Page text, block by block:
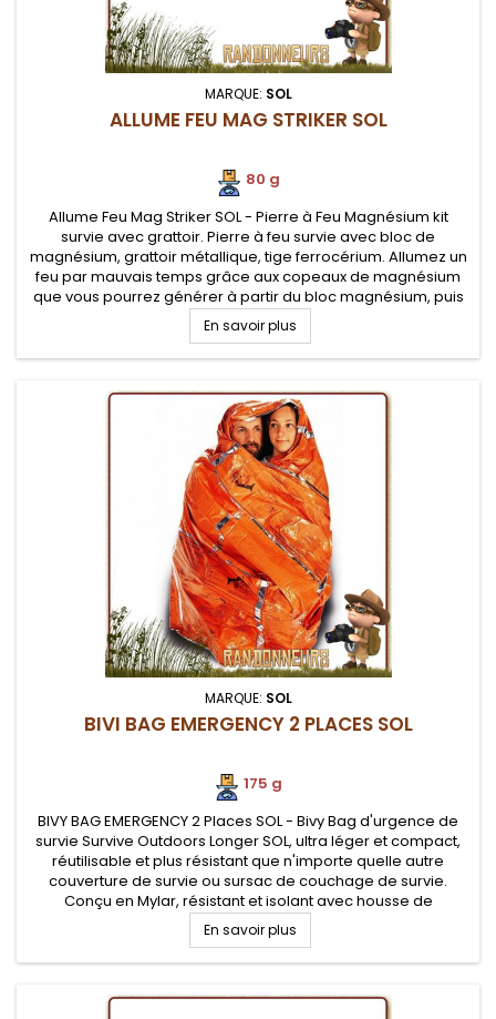
MARQUE: SOL
ALLUME FEU MAG STRIKER SOL
80 g
Allume Feu Mag Striker SOL - Pierre à Feu Magnésium kit
survie avec grattoir. Pierre à feu survie avec bloc de
magnésium, grattoir métallique, tige ferrocérium. Allumez un
feu par mauvais temps grâce aux copeaux de magnésium
que vous pourrez générer à partir du bloc magnésium, puis
initiez une flamme
En savoir plus
MARQUE: SOL
BIVI BAG EMERGENCY 2 PLACES SOL
175 g
BIVY BAG EMERGENCY 2 Places SOL - Bivy Bag d'urgence de
survie Survive Outdoors Longer SOL, ultra léger et compact,
réutilisable et plus résistant que n'importe quelle autre
couverture de survie ou sursac de couchage de survie.
Conçu en Mylar, résistant et isolant avec housse de
compression en Silnylon. Etanche mais non respirant. La taille
de ce sursac...
En savoir plus